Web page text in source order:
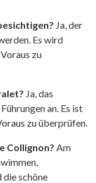
Ja, der
Es wird
zu
Ja, das
an. Es ist
zu überprüfen.
Collignon? Am
die schöne